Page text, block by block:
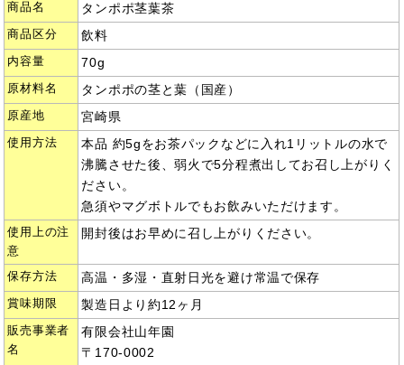
商品名 タンポポ茎葉茶
商品区分 飲料
内容量 70g
原材料名 タンポポの茎と葉（国産）
原産地 宮崎県
使用方法
本品 約5gをお茶パックなどに入れ1リットルの水で
沸騰させた後、弱火で5分程煮出してお召し上がりく
ださい。
急須やマグボトルでもお飲みいただけます。
使用上の注
意
開封後はお早めに召し上がりください。
保存方法 高温・多湿・直射日光を避け常温で保存
賞味期限 製造日より約12ヶ月
販売事業者
名
有限会社山年園
〒170-0002